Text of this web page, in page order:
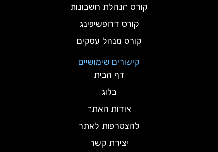
קורס הנהלת חשבונות
קורס דרופשיפינג
קורס מנהל עסקים
קישורים שימושיים
דף הבית
בלוג
אודות האתר
להצטרפות לאתר
יצירת קשר